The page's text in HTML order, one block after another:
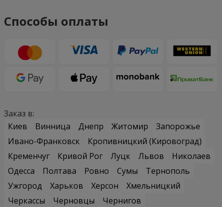
Способы оплаты
Заказ в:
Киев
Винница Днепр Житомир
Запорожье
Ивано-Франковск
Кропивницкий (Кировоград)
Кременчуг
Кривой Рог Луцк Львов
Николаев
Одесса
Полтава Ровно Сумы
Тернополь
Ужгород
Харьков Херсон
Хмельницкий
Черкассы
Черновцы
Чернигов